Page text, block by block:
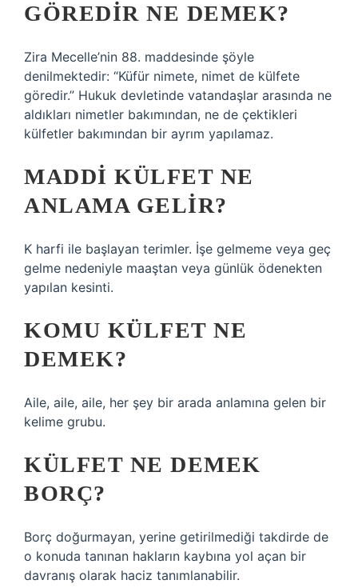
GÖREDIR NE DEMEK?
Zira Mecelle’nin 88. maddesinde şöyle
denilmektedir: “Küfür nimete, nimet de külfete
göredir.” Hukuk devletinde vatandaşlar arasında ne
aldıkları nimetler bakımından, ne de çektikleri
külfetler bakımından bir ayrım yapılamaz.
MADDI KÜLFET NE
ANLAMA GELIR?
K harfi ile başlayan terimler. İşe gelmeme veya geç
gelme nedeniyle maaştan veya günlük ödenekten
yapılan kesinti.
KOMU KÜLFET NE
DEMEK?
Aile, aile, aile, her şey bir arada anlamına gelen bir
kelime grubu.
KÜLFET NE DEMEK
BORÇ?
Borç doğurmayan, yerine getirilmediği takdirde de
o konuda tanınan hakların kaybına yol açan bir
davranış olarak haciz tanımlanabilir.